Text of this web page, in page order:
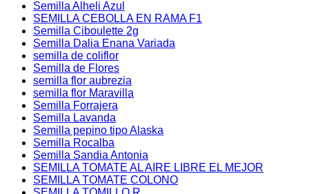
Semilla Alheli Azul
SEMILLA CEBOLLA EN RAMA F1
Semilla Ciboulette 2g
Semilla Dalia Enana Variada
semilla de coliflor
Semilla de Flores
semilla flor aubrezia
semilla flor Maravilla
Semilla Forrajera
Semilla Lavanda
Semilla pepino tipo Alaska
Semilla Rocalba
Semilla Sandia Antonia
SEMILLA TOMATE AL AIRE LIBRE EL MEJOR
SEMILLA TOMATE COLONO